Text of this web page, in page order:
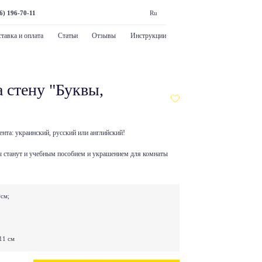
196-70-11 Ru
и оплата Статьи Отзывы Инструкции
стену "Буквы,
украинский, русский или английский!
и учебным пособием и украшением для комнаты
см